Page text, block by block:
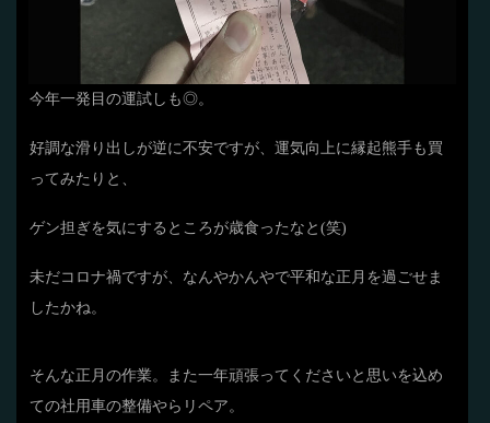
今年一発目の運試しも◎。
好調な滑り出しが逆に不安ですが、運気向上に縁起熊手も買
ってみたりと、
ゲン担ぎを気にするところが歳食ったなと(笑)
未だコロナ禍ですが、なんやかんやで平和な正月を過ごせま
したかね。
そんな正月の作業。また一年頑張ってくださいと思いを込め
ての社用車の整備やらリペア。